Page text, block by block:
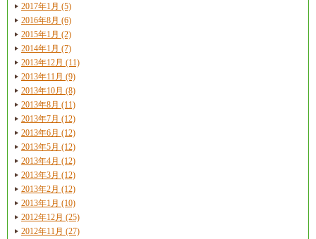
2017年1月 (5)
2016年8月 (6)
2015年1月 (2)
2014年1月 (7)
2013年12月 (11)
2013年11月 (9)
2013年10月 (8)
2013年8月 (11)
2013年7月 (12)
2013年6月 (12)
2013年5月 (12)
2013年4月 (12)
2013年3月 (12)
2013年2月 (12)
2013年1月 (10)
2012年12月 (25)
2012年11月 (27)